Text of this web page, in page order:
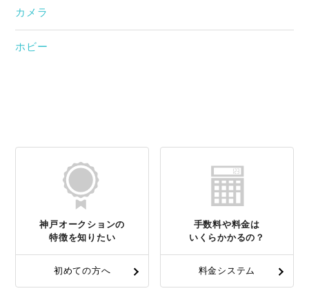
カメラ
ホビー
神戸オークションの
特徴を知りたい
初めての方へ
手数料や料金は
いくらかかるの？
料金システム